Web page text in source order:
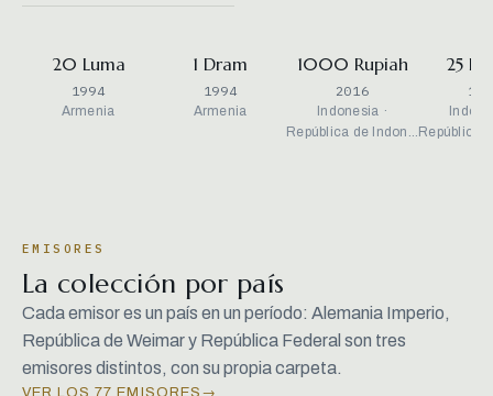
20 Luma
1994
Armenia
1 Dram
1994
Armenia
1000 Rupiah
2016
Indonesia ·
República de Indon…
25
República
EMISORES
La colección por país
Cada emisor es un país en un período: Alemania Imperio,
República de Weimar y República Federal son tres
emisores distintos, con su propia carpeta.
VER LOS 77 EMISORES →